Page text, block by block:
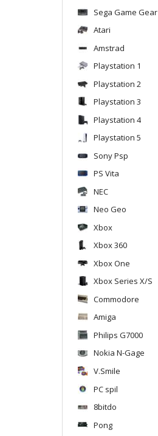
Sega Game Gear
Atari
Amstrad
Playstation 1
Playstation 2
Playstation 3
Playstation 4
Playstation 5
Sony Psp
PS Vita
NEC
Neo Geo
Xbox
Xbox 360
Xbox One
Xbox Series X/S
Commodore
Amiga
Philips G7000
Nokia N-Gage
V.Smile
PC spil
8bitdo
Pong